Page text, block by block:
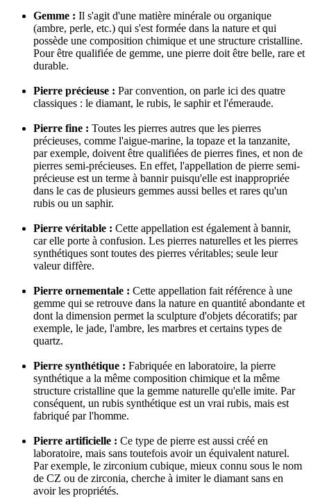
Gemme : Il s'agit d'une matière minérale ou organique
(ambre, perle, etc.) qui s'est formée dans la nature et qui
possède une composition chimique et une structure cristalline.
Pour être qualifiée de gemme, une pierre doit être belle, rare et
durable.
Pierre précieuse : Par convention, on parle ici des quatre
classiques : le diamant, le rubis, le saphir et l'émeraude.
Pierre fine : Toutes les pierres autres que les pierres
précieuses, comme l'aigue-marine, la topaze et la tanzanite,
par exemple, doivent être qualifiées de pierres fines, et non de
pierres semi-précieuses. En effet, l'appellation de pierre semi-
précieuse est un terme à bannir puisqu'elle est inappropriée
dans le cas de plusieurs gemmes aussi belles et rares qu'un
rubis ou un saphir.
Pierre véritable : Cette appellation est également à bannir,
car elle porte à confusion. Les pierres naturelles et les pierres
synthétiques sont toutes des pierres véritables; seule leur
valeur diffère.
Pierre ornementale : Cette appellation fait référence à une
gemme qui se retrouve dans la nature en quantité abondante et
dont la dimension permet la sculpture d'objets décoratifs; par
exemple, le jade, l'ambre, les marbres et certains types de
quartz.
Pierre synthétique : Fabriquée en laboratoire, la pierre
synthétique a la même composition chimique et la même
structure cristalline que la gemme naturelle qu'elle imite. Par
conséquent, un rubis synthétique est un vrai rubis, mais est
fabriqué par l'homme.
Pierre artificielle : Ce type de pierre est aussi créé en
laboratoire, mais sans toutefois avoir un équivalent naturel.
Par exemple, le zirconium cubique, mieux connu sous le nom
de CZ ou de zirconia, cherche à imiter le diamant sans en
avoir les propriétés.